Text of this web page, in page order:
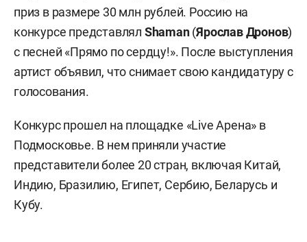
приз в размере 30 млн рублей. Россию на
конкурсе представлял Shaman(Ярослав Дронов)
с песней «Прямо по сердцу!». После выступления
артист объявил, что снимает свою кандидатуру с
голосования.
Конкурс прошел на площадке «Live Арена» в
Подмосковье. В нем приняли участие
представители более 20 стран, включая Китай,
Индию, Бразилию, Египет, Сербию, Беларусь и
Кубу.